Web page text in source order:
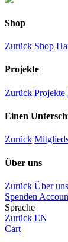
Shop
Zurück Shop
Projekte
Zurück Projekte
Einen
Zurück
Über uns
Zurück Über uns
Spenden
Sprache
Zurück EN
Cart